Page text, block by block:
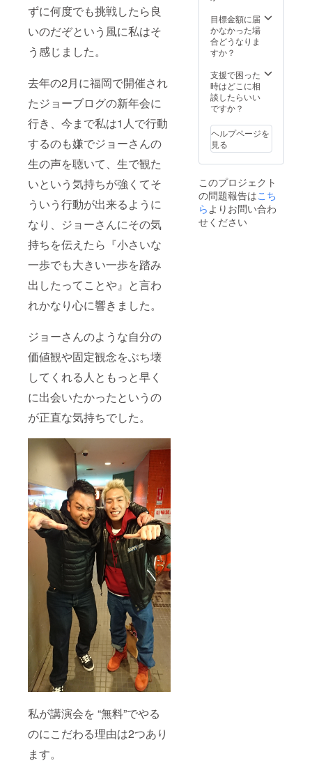
ずに何度でも挑戦したら良
いのだぞという風に私はそ
う感じました。
去年の2月に福岡で開催され
たジョーブログの新年会に
行き、今まで私は1人で行動
するのも嫌でジョーさんの
生の声を聴いて、生で観た
いという気持ちが強くてそ
ういう行動が出来るように
なり、ジョーさんにその気
持ちを伝えたら『小さいな
一歩でも大きい一歩を踏み
出したってことや』と言わ
れかなり心に響きました。
ジョーさんのような自分の
価値観や固定観念をぶち壊
してくれる人ともっと早く
に出会いたかったというの
が正直な気持ちでした。
私が講演会を “無料”でやる
のにこだわる理由は2つあり
ます。
成年者の参加の
方は、飲酒・喫
煙などの行為一
切禁止致しま
それを見つけた
場合は、退場い
ただくことがご
ざいます。 ・万
る、トラブル・
怪我があっても
その一切の責任
を負いかねま
す。 ・ご支援様
のご都合で万が
一参加出来なく
なった場合、返
金は出来かねま
すのでご了承下
目標金額に届
かなかった場
合どうなりま
すか？
支援で困った
時はどこに相
談したらいい
ですか？
ヘルプページを
見る
このプロジェクト
の問題報告はこち
ら よりお問い合わ
せください